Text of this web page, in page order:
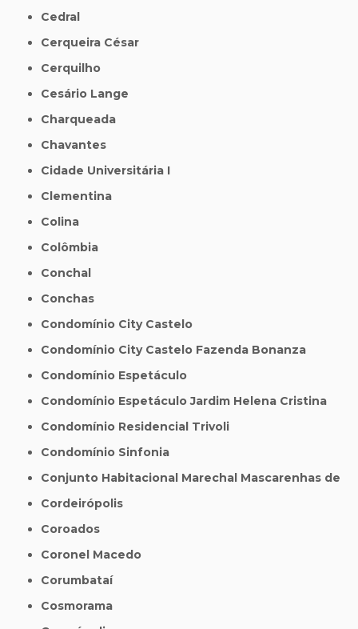
Cedral
Cerqueira César
Cerquilho
Cesário Lange
Charqueada
Chavantes
Cidade Universitária I
Clementina
Colina
Colômbia
Conchal
Conchas
Condomínio City Castelo
Condomínio City Castelo Fazenda Bonanza
Condomínio Espetáculo
Condomínio Espetáculo Jardim Helena Cristina
Condomínio Residencial Trivoli
Condomínio Sinfonia
Conjunto Habitacional Marechal Mascarenhas de
Cordeirópolis
Coroados
Coronel Macedo
Corumbataí
Cosmorama